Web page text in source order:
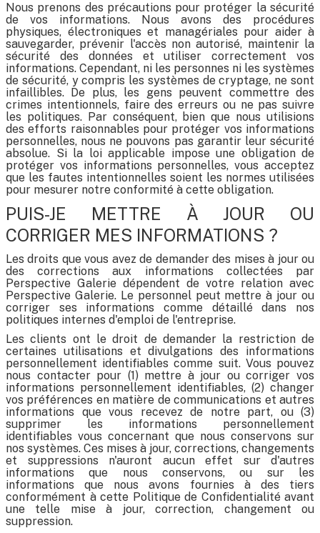
Nous prenons des précautions pour protéger la sécurité
de vos informations. Nous avons des procédures
physiques, électroniques et managériales pour aider à
sauvegarder, prévenir l'accès non autorisé, maintenir la
sécurité des données et utiliser correctement vos
informations. Cependant, ni les personnes ni les systèmes
de sécurité, y compris les systèmes de cryptage, ne sont
infaillibles. De plus, les gens peuvent commettre des
crimes intentionnels, faire des erreurs ou ne pas suivre
les politiques. Par conséquent, bien que nous utilisions
des efforts raisonnables pour protéger vos informations
personnelles, nous ne pouvons pas garantir leur sécurité
absolue. Si la loi applicable impose une obligation de
protéger vos informations personnelles, vous acceptez
que les fautes intentionnelles soient les normes utilisées
pour mesurer notre conformité à cette obligation.
PUIS-JE METTRE À JOUR OU
CORRIGER MES INFORMATIONS ?
Les droits que vous avez de demander des mises à jour ou
des corrections aux informations collectées par
Perspective Galerie dépendent de votre relation avec
Perspective Galerie. Le personnel peut mettre à jour ou
corriger ses informations comme détaillé dans nos
politiques internes d'emploi de l'entreprise.
Les clients ont le droit de demander la restriction de
certaines utilisations et divulgations des informations
personnellement identifiables comme suit. Vous pouvez
nous contacter pour (1) mettre à jour ou corriger vos
informations personnellement identifiables, (2) changer
vos préférences en matière de communications et autres
informations que vous recevez de notre part, ou (3)
supprimer les informations personnellement
identifiables vous concernant que nous conservons sur
nos systèmes. Ces mises à jour, corrections, changements
et suppressions n'auront aucun effet sur d'autres
informations que nous conservons, ou sur les
informations que nous avons fournies à des tiers
conformément à cette Politique de Confidentialité avant
une telle mise à jour, correction, changement ou
suppression.